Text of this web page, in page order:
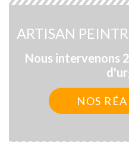
ARTISAN
Nous intervenons
NOS